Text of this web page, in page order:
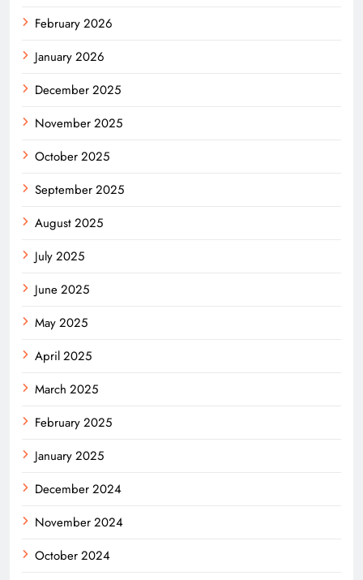
February 2026
January 2026
December 2025
November 2025
October 2025
September 2025
August 2025
July 2025
June 2025
May 2025
April 2025
March 2025
February 2025
January 2025
December 2024
November 2024
October 2024